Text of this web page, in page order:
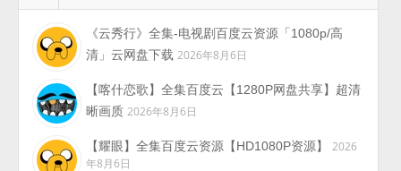
《云秀行》全集-电视剧百度云资源「1080p/高
清」云网盘下载 2026年8月6日
【喀什恋歌】全集百度云【1280P网盘共享】超清
晰画质 2026年8月6日
【耀眼】全集百度云资源【HD1080P资源】
2026
年8月6日